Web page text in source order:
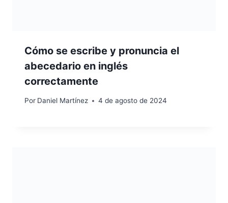
Cómo se escribe y pronuncia el
abecedario en inglés
correctamente
Por Daniel Martínez 4 de agosto de 2024